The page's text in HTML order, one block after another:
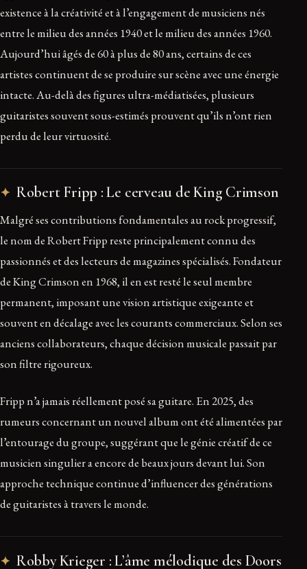
existence à la créativité et à l’engagement de musiciens nés
entre le milieu des années 1940 et le milieu des années 1960.
Aujourd’hui âgés de 60 à plus de 80 ans, certains de ces
artistes continuent de se produire sur scène avec une énergie
intacte. Au-delà des figures ultra-médiatisées, plusieurs
guitaristes souvent sous-estimés prouvent qu’ils n’ont rien
perdu de leur virtuosité.
Robert Fripp : Le cerveau de King Crimson
Malgré ses contributions fondamentales au rock progressif,
le nom de Robert Fripp reste principalement connu des
passionnés et des lecteurs de magazines spécialisés. Fondateur
de King Crimson en 1968, il en est resté le seul membre
permanent, imposant une vision artistique exigeante et
souvent en décalage avec les courants commerciaux. Selon ses
anciens collaborateurs, chaque décision musicale passait par
son filtre rigoureux.
Fripp n’a jamais réellement posé sa guitare. En 2025, des
rumeurs concernant un nouvel album ont été alimentées par
l’entourage du groupe, suggérant que le génie créatif de ce
musicien singulier a encore de beaux jours devant lui. Son
approche technique continue d’influencer des générations
de guitaristes à travers le monde.
Robby Krieger : L’âme mélodique des Doors